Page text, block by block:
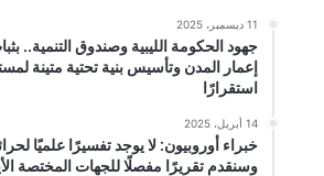
11 ديسمبر، 2025
جهود الحكومة الليبية وصندوق التنمية..
إعمار المدن وتأسيس بنية تحتية متينة
استقرارًا
14 أبريل، 2025
خبراء أوروبيون: لا يوجد تفسيرًا علميًا
وسنقدم تقريرًا مفصلًا للجهات المختصة